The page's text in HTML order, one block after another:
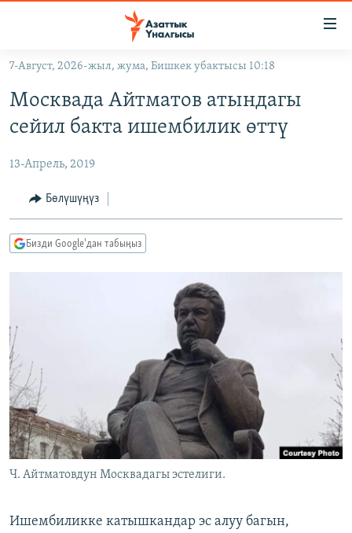
Навигацияга
өтүңүз
салыңыз
КЫРГЫЗСТАН
САЯСАТ
ЭКОНОМИКА
ДҮЙНӨ
БОРБОР АЗИЯ
УКРАИНА
АТАЙЫН ИЛИКТӨӨ
БҮГҮН АЗАТТЫКТА
ЭЖЕ-СИҢДИЛЕР
АЗАТТЫК+
ЫҢГАЙСЫЗ СУРООЛОР
ПОДКАСТ
Русский
ОНЛАЙН ШЕРИНЕ
ЭЕ/АРнун бардык сайттары
7-Август, 2026-жыл, жума, Бишкек убактысы 10:18
Москвада Айтматов атындагы
сейил бакта ишембилик өттү
13-Апрель, 2019
Бөлүшүңүз
Бизди Google'дан табыңыз
Ч. Айтматовдун Москвадагы эстелиги.
Ишембиликке катышкандар эс алуу багын,